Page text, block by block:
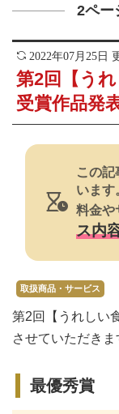
すき焼き・鍋
カレー・シチュー
餃子・中華
公式ホームページ
2ペー
2022年07月25日
第2回【う
受賞作品発
この
います
料金や
ス内
取扱商品・サービス
第2回【うれしい
させていただきま
最優秀賞